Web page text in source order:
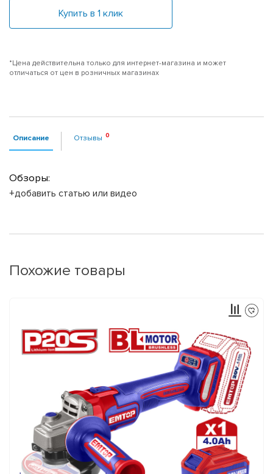
Купить в 1 клик
*Цена действительна только для интернет-магазина и может
отличаться от цен в розничных магазинах
Описание Отзывы
Обзоры:
+добавить статью или видео
Похожие товары